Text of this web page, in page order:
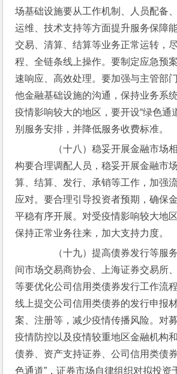
场基础设施要从工作机制、人员配备
运维、技术支持等方面提升服务保障
交易、清算、结算等业务正常运转，
程、全链条线上操作。要制定应急预
速响应、高效处理。要加强与主管部
他金融基础设施的沟通，保持业务系
疫情影响较大的地区，要开设“绿色通
别服务安排，并降低服务收费标准。
（十八）稳妥开展金融市场相
构要合理调配人员，稳妥开展金融市
算、结算、发行、承销等工作，加强
应对。要合理引导投资者预期，确保
平稳有序开展。对受疫情影响较大地
保持正常业务往来，加大支持力度。
（十九）提高债券发行等服务
间市场交易商协会、上海证券交易所
等要优化公司信用类债券发行工作流
线上提交公司信用类债券的发行申报
案、注册等，减少疫情传播风险。对
疫情防控以及疫情较重地区金融机构
债券、资产支持证券、公司信用类债
色通道”，证券市场自律组织对拟投资